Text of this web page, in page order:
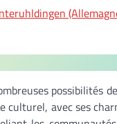
possibilités
culturel, avec ses